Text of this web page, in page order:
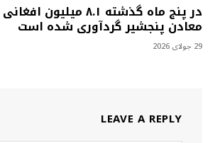
در پنج ماه گذشته ۸.۱
معادن پنجشیر گردآوری شده است
29 جولای 2026
LEAVE A REPLY